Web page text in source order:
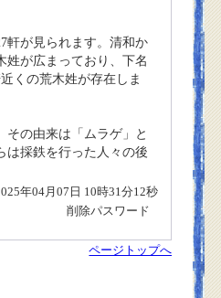
軒が見られます。清和か
姓が広まっており、下名
くの荒木姓が存在しま
の由来は「ムラゲ」と
は採鉄を行った人々の後
年04月07日 10時31分12秒
削除パスワード
ページトップへ